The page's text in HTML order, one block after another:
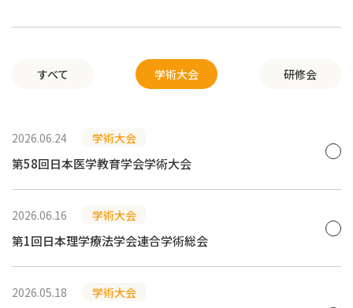
すべて 学術大会 研修会
2026.06.24 学術大会
第58回日本医学教育学会学術大会
2026.06.16 学術大会
第1回日本理学療法学会連合学術総会
2026.05.18 学術大会